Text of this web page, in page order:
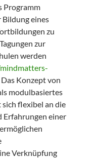
Programm
Bildung eines
zu
zur
werden
. Das Konzept von
modulbasiertes
flexibel an die
Erfahrungen einer
Verknüpfung